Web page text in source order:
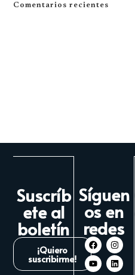
Comentarios recientes
Suscríb
ete al
boletín
¡Quiero
suscribirme!
Síguen
os en
redes